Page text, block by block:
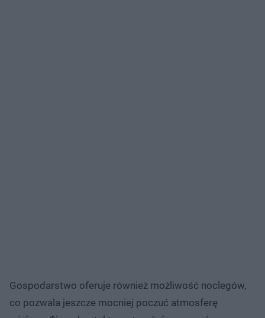
Gospodarstwo oferuje również możliwość noclegów,
co pozwala jeszcze mocniej poczuć atmosferę